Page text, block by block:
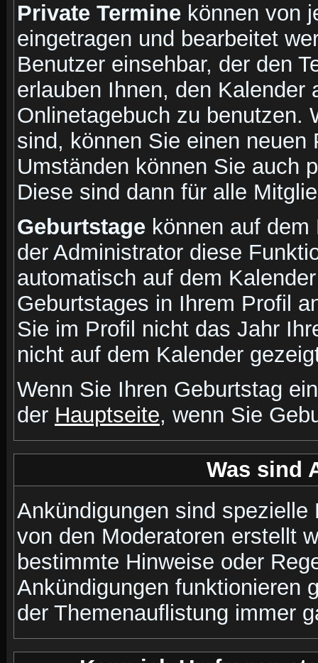
Private Termine können von
eingetragen und bearbeitet
Benutzer einsehbar, der den
erlauben Ihnen, den
Onlinetagebuch zu benutzen.
sind, können Sie einen neuen
Umständen können Sie auch
Diese sind dann für alle
Geburtstage können auf
der Administrator diese
automatisch auf dem
Geburtstages in Ihrem Profil
Sie im Profil nicht das Jahr
nicht auf dem Kalender
Wenn Sie Ihren Geburtstag
der Hauptseite, wenn Sie
Was sind
Ankündigungen sind
von den Moderatoren erstellt
bestimmte Hinweise oder
Ankündigungen funktionieren
der Themenauflistung immer